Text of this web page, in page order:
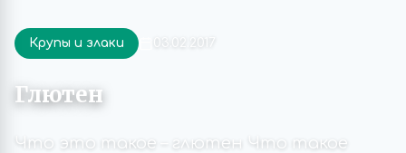
Крупы и злаки 03.02.2017
Глютен
Что это такое – глютен Что такое